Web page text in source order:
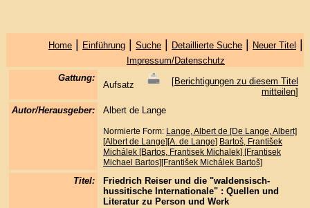
Home| Einführung| Suche| Detaillierte Suche| Neuer Titel |
Impressum/Datenschutz
Gattung:
Aufsatz [Berichtigungen zu diesem Titel
mitteilen]
Autor/Herausgeber:
Albert de Lange
Normierte Form: Lange, Albert de [De Lange, Albert]
[Albert de Lange][A. de Lange] Bartoš, František
Michálek [Bartos, Frantisek Michalek] [Frantisek
Michael Bartos][František Michálek Bartoš]
Titel:
Friedrich Reiser und die "waldensisch-
hussitische Internationale" : Quellen und
Literatur zu Person und Werk